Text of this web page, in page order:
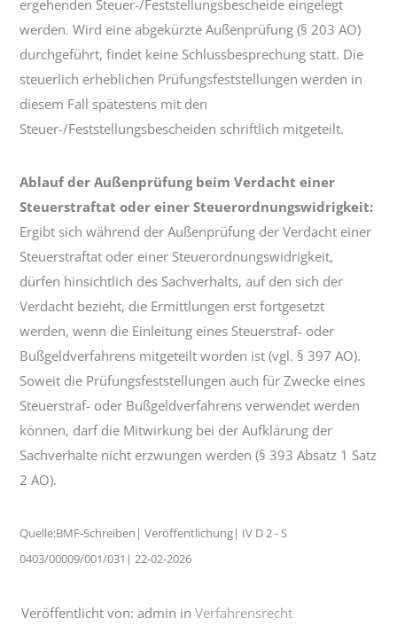
ergehenden Steuer-/Feststellungsbescheide eingelegt
werden. Wird eine abgekürzte Außenprüfung (§ 203 AO)
durchgeführt, findet keine Schlussbesprechung statt. Die
steuerlich erheblichen Prüfungsfeststellungen werden in
diesem Fall spätestens mit den
Steuer-/Feststellungsbescheiden schriftlich mitgeteilt.
Ablauf der Außenprüfung beim Verdacht einer
Steuerstraftat oder einer Steuerordnungswidrigkeit:
Ergibt sich während der Außenprüfung der Verdacht einer
Steuerstraftat oder einer Steuerordnungswidrigkeit,
dürfen hinsichtlich des Sachverhalts, auf den sich der
Verdacht bezieht, die Ermittlungen erst fortgesetzt
werden, wenn die Einleitung eines Steuerstraf- oder
Bußgeldverfahrens mitgeteilt worden ist (vgl. § 397 AO).
Soweit die Prüfungsfeststellungen auch für Zwecke eines
Steuerstraf- oder Bußgeldverfahrens verwendet werden
können, darf die Mitwirkung bei der Aufklärung der
Sachverhalte nicht erzwungen werden (§ 393 Absatz 1 Satz
2 AO).
Quelle:BMF-Schreiben| Veröffentlichung| IV D 2 - S
0403/00009/001/031| 22-02-2026
Veröffentlicht von: admin in Verfahrensrecht